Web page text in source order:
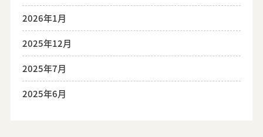
2026年1月
2025年12月
2025年7月
2025年6月